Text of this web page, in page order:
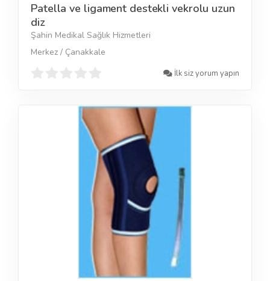
Patella ve ligament destekli vekrolu uzun
diz
Şahin Medikal Sağlık Hizmetleri
Merkez / Çanakkale
İlk siz yorum yapın